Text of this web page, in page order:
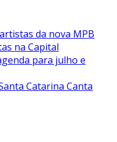
da nova MPB
na Capital
para julho e
Catarina Canta